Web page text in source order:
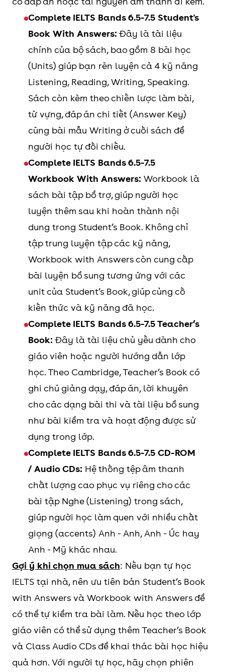
Complete IELTS Bands 6.5-7.5 Student's
Book With Answers: Đây là tài liệu
chính của bộ sách, bao gồm 8 bài học
(Units) giúp bạn rèn luyện cả 4 kỹ năng
Listening, Reading, Writing, Speaking.
Sách còn kèm theo chiến lược làm bài,
từ vựng, đáp án chi tiết (Answer Key)
cùng bài mẫu Writing ở cuối sách để
người học tự đối chiếu.
Complete IELTS Bands 6.5-7.5
Workbook With Answers: Workbook là
sách bài tập bổ trợ, giúp người học
luyện thêm sau khi hoàn thành nội
dung trong Student’s Book. Không chỉ
tập trung luyện tập các kỹ năng,
Workbook with Answers còn cung cấp
bài luyện bổ sung tương ứng với các
unit của Student’s Book, giúp củng cố
kiến thức và kỹ năng đã học.
Complete IELTS Bands 6.5-7.5 Teacher’s
Book:Đây là tài liệu chủ yếu dành cho
giáo viên hoặc người hướng dẫn lớp
học. Theo Cambridge, Teacher’s Book có
ghi chú giảng dạy, đáp án, lời khuyên
cho các dạng bài thi và tài liệu bổ sung
như bài kiểm tra và hoạt động được sử
dụng trong lớp.
Complete IELTS Bands 6.5-7.5 CD-ROM
/ Audio CDs: Hệ thống tệp âm thanh
chất lượng cao phục vụ riêng cho các
bài tập Nghe (Listening) trong sách,
giúp người học làm quen với nhiều chất
giọng (accents) Anh - Anh, Anh - Úc hay
Anh - Mỹ khác nhau.
Gợi ý khi chọn mua sách: Nếu bạn tự học
IELTS tại nhà, nên ưu tiên bản Student’s Book
with Answers và Workbook with Answers để
có thể tự kiểm tra bài làm. Nếu học theo lớp
giáo viên có thể sử dụng thêm Teacher’s Book
và Class Audio CDs để khai thác bài học hiệu
quả hơn. Với người tự học, hãy chọn phiên